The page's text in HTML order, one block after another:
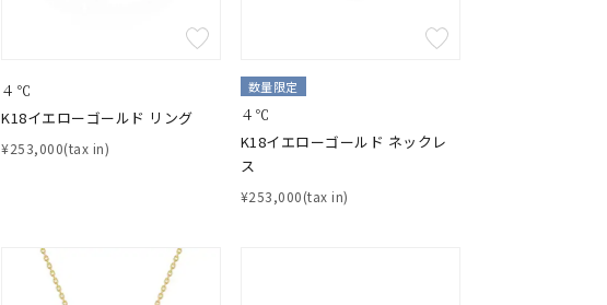
４℃
K18イエローゴールド リング
¥253,000(tax in)
数量限定
４℃
K18イエローゴールド ネックレ
ス
¥253,000(tax in)